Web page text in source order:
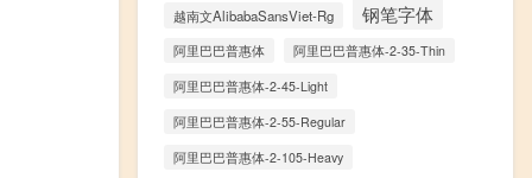
越南文AlibabaSansViet-Rg
钢笔字体
阿里巴巴普惠体
阿里巴巴普惠体-2-35-Thin
阿里巴巴普惠体-2-45-Light
阿里巴巴普惠体-2-55-Regular
阿里巴巴普惠体-2-105-Heavy